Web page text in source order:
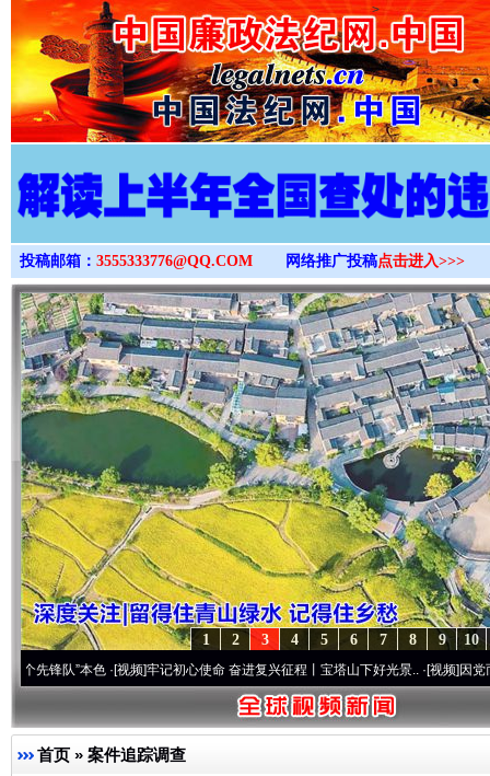
>
投稿邮箱： 3555333776@QQ.COM 网络推广投稿点击进入>>>
10
9
8
7
6
5
4
3
2
1
”本色·[视频]牢记初心使命 奋进复兴征程丨宝塔山下好光景..·[视频]因党而生 为党
首页 » 案件追踪调查